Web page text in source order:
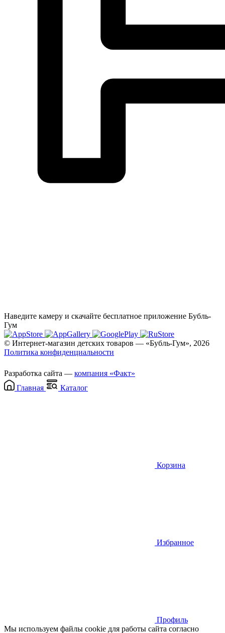
Наведите камеру и скачайте бесплатное приложение Бубль-
Гум
© Интернет-магазин детских товаров — «Бубль-Гум», 2026
Политика конфиденциальности
Разработка сайта — компания «Факт»
Главная
Каталог
Корзина
Избранное
Профиль
Мы используем файлы cookie для работы сайта согласно